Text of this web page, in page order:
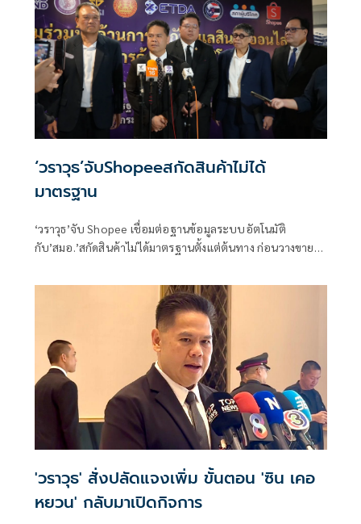
‘วราวุธ’จับShopeeสกัดสินค้าไม่ได้
มาตรฐาน
‘วราวุธ’จับ Shopee เชื่อมต่อฐานข้อมูลระบบอัตโนมัติ
กับ’สมอ.’สกัดสินค้าไม่ได้มาตรฐานตั้งแต่ต้นทาง ก่อนวางขาย
'วราวุธ' สั่งปลัดแจงเพิ่ม ขั้นตอน 'ซิน เคอ
หยวน' กลับมาเปิดกิจการ